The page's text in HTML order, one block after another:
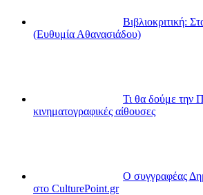
Βιβλιοκριτική:
(Ευθυμία Αθανασιάδου)
Τι θα δούμε την
κινηματογραφικές αίθουσες
Ο συγγραφέας
στο CulturePoint.gr